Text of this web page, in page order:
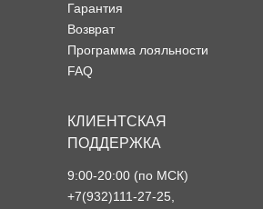
Гарантия
Возврат
Программа лояльности
FAQ
КЛИЕНТСКАЯ
ПОДДЕРЖКА
9:00-20:00 (по МСК)
+7(932)111-27-25,